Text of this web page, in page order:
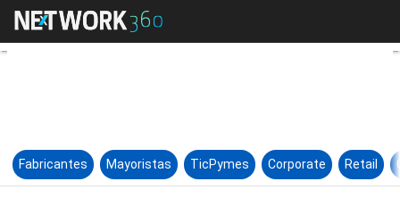
Lenovo lanza una nueva
Fabricantes Mayoristas TicPymes Corporate Retail